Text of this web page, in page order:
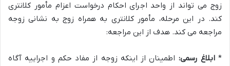
زوج می تواند از واحد اجرای احکام درخواست اعزام مأمور کلانتری
کند. در این مرحله، مأمور کلانتری به همراه زوج به نشانی زوجه
مراجعه می کند. هدف از این مراجعه:
*ابلاغ رسمی: اطمینان از اینکه زوجه از مفاد حکم و اجراییه آگاه